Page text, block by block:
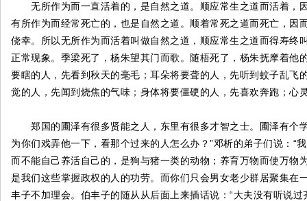
无所作为而一直活着的，是自然之道。顺应常生之道而活着，
有所作为而经常死亡的，也是自然之道。顺着常死之道而死亡，
侥幸。所以无所作为而活着叫做自然之道，顺应常生之道而得寿
正常现象。季梁死了，杨朱望其门而歌。随梧死了，杨朱抚摩着
要瞎的人，先看到秋天的毫毛；耳朵将要聋的人，先听到蚊子乱
觉的人，先闻到烧焦的气味；身体将要僵硬的人，先喜欢奔跑；
郑国的圃泽有很多贤能之人，东里有很多才智之士。圃泽有个
为你们戏弄他一下，看那个过来的人怎么办？”邓析的弟子们说：“
而不能自己养活自己的，是狗与猪一类的动物；养育万物而使万
是我们这些掌握政权的人的功劳。而你们只会男女老少群居聚集
丰子不加理会。伯丰子的随从从后面上来插话说：“大夫没有听说